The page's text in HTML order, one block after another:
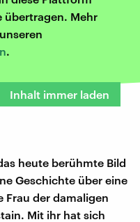
übertragen. Mehr
.
Inhalt immer laden
heute berühmte Bild
Geschichte über eine
der damaligen
Mit ihr hat sich